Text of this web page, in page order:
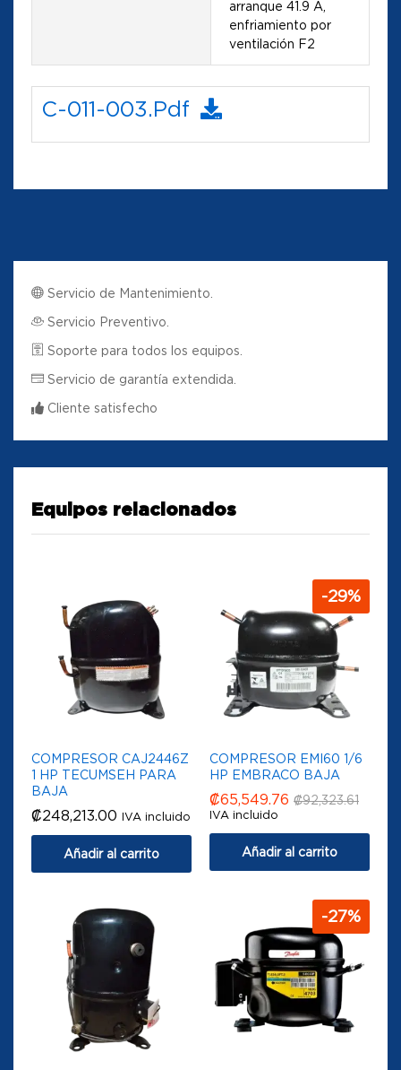
arranque 41.9 A,
enfriamiento por
ventilación F2
C-011-003.pdf
Servicio de Mantenimiento.
Servicio Preventivo.
Soporte para todos los equipos.
Servicio de garantía extendida.
Cliente satisfecho
Equipos relacionados
COMPRESOR CAJ2446Z
1 HP TECUMSEH PARA
BAJA
₡248,213.00 IVA incluido
Añadir al carrito
-29%
COMPRESOR EMI60 1/6
HP EMBRACO BAJA
₡65,549.76 ₡92,323.61
IVA incluido
Añadir al carrito
-27%